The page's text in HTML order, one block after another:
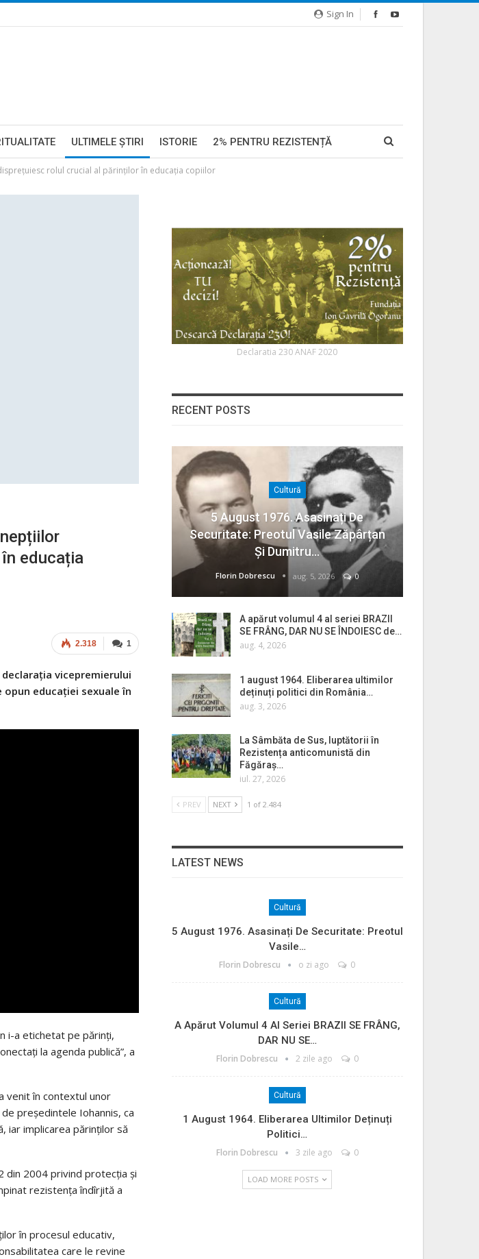
Sign In
ULTIMELE ŞTIRI ISTORIE 2% PENTRU REZISTENȚĂ
rolul crucial al părinților în educația copiilor
educația
1
2.318
vicepremierului
educației sexuale în
i-a etichetat pe părinți,
la agenda publică”, a
venit în contextul unor
președintele Iohannis, ca
iar implicarea părinților să
din 2004 privind protecția și
rezistența îndîrjită a
în procesul educativ,
care le revine
Declaratia 230 ANAF 2020
RECENT POSTS
Cultură
5 August 1976. Asasinați De
Securitate: Preotul Vasile Zăpârțan
Și Dumitru…
Florin Dobrescu aug. 5, 2026 0
A apărut volumul 4 al seriei BRAZII
SE FRÂNG, DAR NU SE ÎNDOIESC de…
aug. 4, 2026
1 august 1964. Eliberarea ultimilor
deținuți politici din România…
aug. 3, 2026
La Sâmbăta de Sus, luptătorii în
Rezistența anticomunistă din
Făgăraș…
iul. 27, 2026
PREV NEXT 1 of 2.484
LATEST NEWS
Cultură
5 August 1976. Asasinați De Securitate: Preotul
Vasile…
Florin Dobrescu o zi ago 0
Cultură
A Apărut Volumul 4 Al Seriei BRAZII SE FRÂNG,
DAR NU SE…
Florin Dobrescu 2 zile ago 0
Cultură
1 August 1964. Eliberarea Ultimilor Deținuți
Politici…
Florin Dobrescu 3 zile ago 0
LOAD MORE POSTS